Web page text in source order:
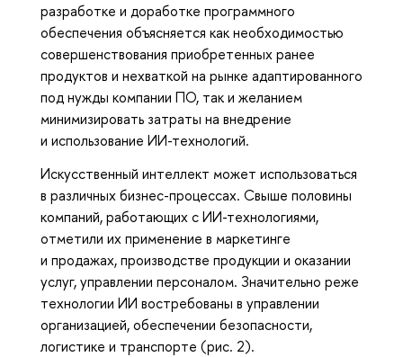
разработке и доработке программного
обеспечения объясняется как необходимостью
совершенствования приобретенных ранее
продуктов и нехваткой на рынке адаптированного
под нужды компании ПО, так и желанием
минимизировать затраты на внедрение
и использование ИИ-технологий.
Искусственный интеллект может использоваться
в различных бизнес-процессах. Свыше половины
компаний, работающих с ИИ-технологиями,
отметили их применение в маркетинге
и продажах, производстве продукции и оказании
услуг, управлении персоналом. Значительно реже
технологии ИИ востребованы в управлении
организацией, обеспечении безопасности,
логистике и транспорте (рис. 2).